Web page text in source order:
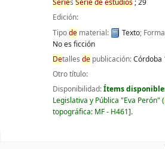
Series Seriedeestudios; 29
Edición:
Tipodematerial: Texto;
No es ficción
Detalles depublicación:Córdoba
Otro título:
Disponibilidad:Ítems
Legislativa y Pública "Eva Perón" (
topográfica: MF - H461 .